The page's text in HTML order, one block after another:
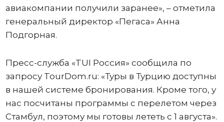
авиакомпании получили заранее», – отметила
генеральный директор «Пегаса» Анна
Подгорная.
Пресс-служба «TUI Россия» сообщила по
запросу TourDom.ru: «Туры в Турцию доступны
в нашей системе бронирования. Кроме того, у
нас посчитаны программы с перелетом через
Стамбул, поэтому мы готовы лететь с 1 августа».